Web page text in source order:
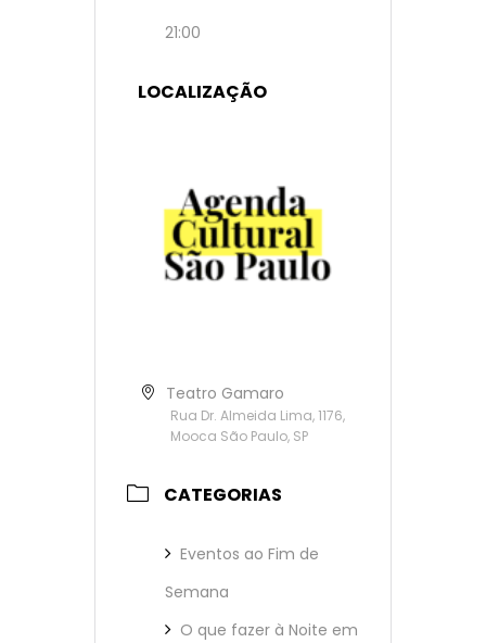
21:00
LOCALIZAÇÃO
Teatro Gamaro
Rua Dr. Almeida Lima, 1176,
Mooca São Paulo, SP
CATEGORIAS
Eventos ao Fim de
Semana
O que fazer à Noite em